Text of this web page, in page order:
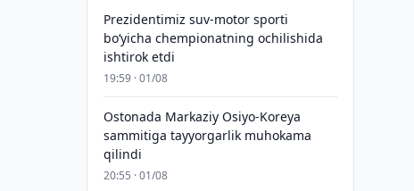
Prezidentimiz suv-motor sporti
bo‘yicha chempionatning ochilishida
ishtirok etdi
19:59 · 01/08
Ostonada Markaziy Osiyo-Koreya
sammitiga tayyorgarlik muhokama
qilindi
20:55 · 01/08